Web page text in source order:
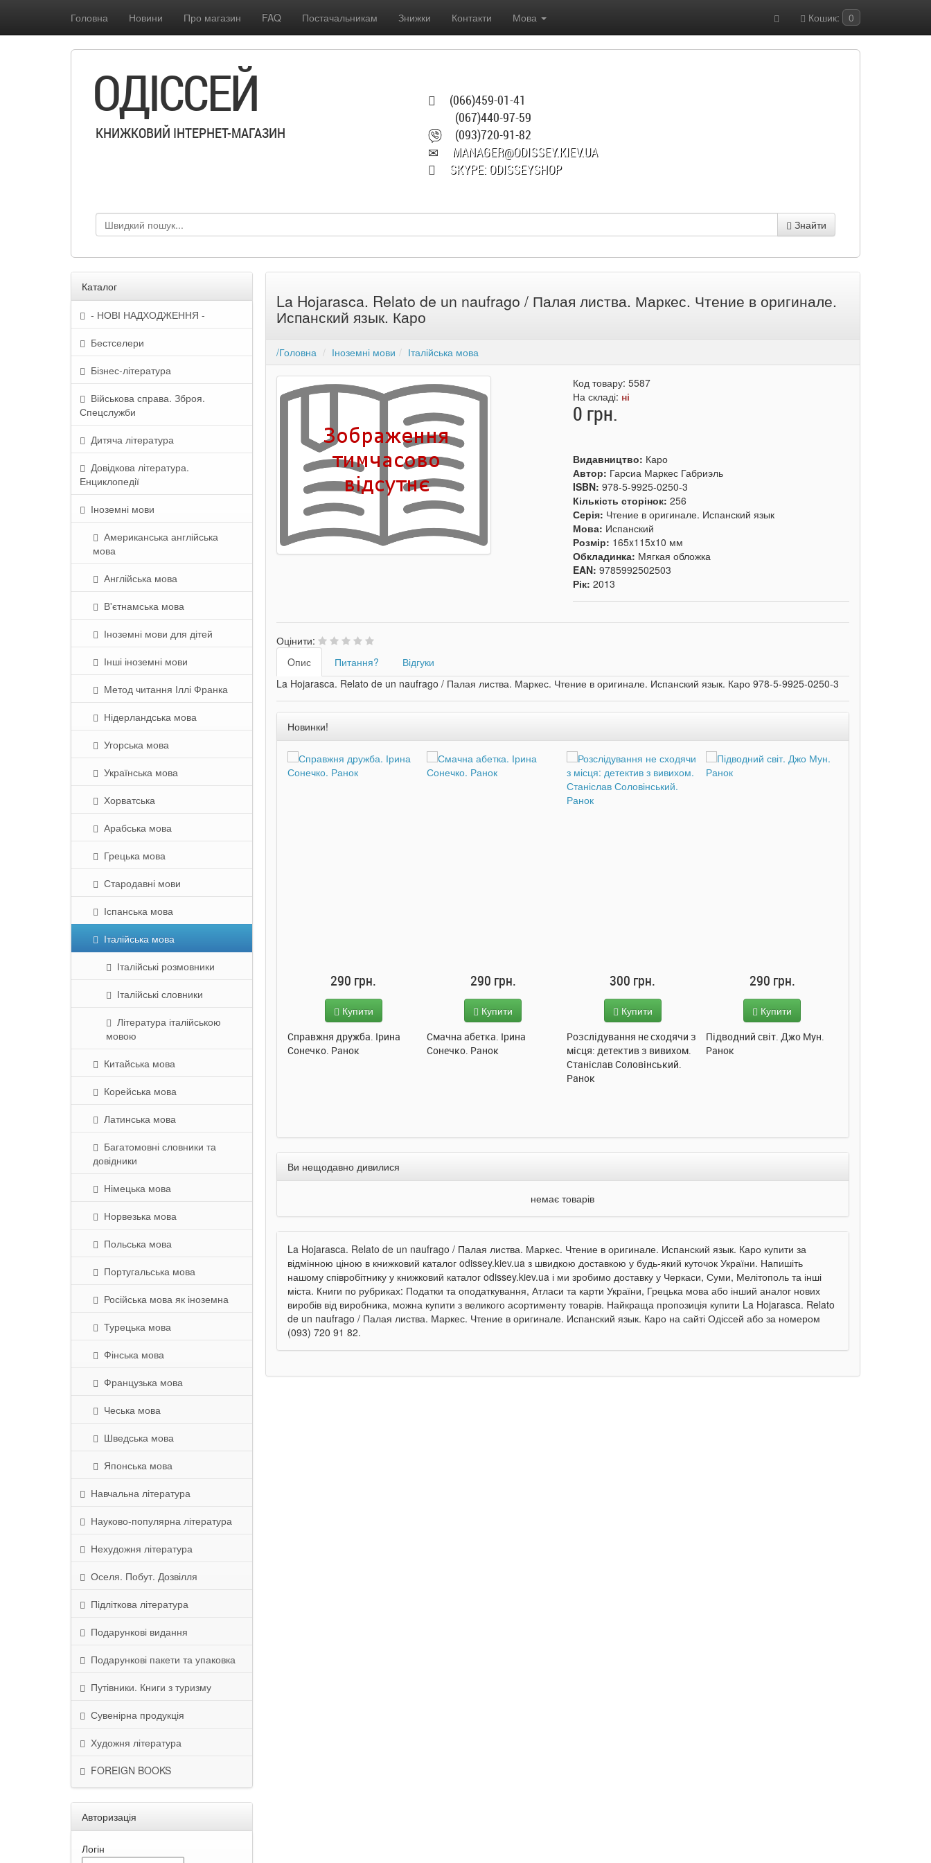
Головна Новини Про магазин FAQ Постачальникам Знижки Контакти Мова Кошик: 0
(066)459-01-41
(067)440-97-59
(093)720-91-82
MANAGER@ODISSEY.KIEV.UA
SKYPE: ODISSEYSHOP
ОДІССЕЙ
КНИЖКОВИЙ ІНТЕРНЕТ-МАГАЗИН
Знайти
Каталог
- НОВІ НАДХОДЖЕННЯ -
Бестселери
Бізнес-література
Військова справа. Зброя.
Спецслужби
Дитяча література
Довідкова література.
Енциклопедії
Іноземні мови
Американська англійська
мова
Англійська мова
В'єтнамська мова
Іноземні мови для дітей
Інші іноземні мови
Метод читання Іллі Франка
Нідерландська мова
Угорська мова
Українська мова
Хорватська
Арабська мова
Грецька мова
Стародавні мови
Іспанська мова
Італійська мова
Італійські розмовники
Італійські словники
Література італійською
мовою
Китайська мова
Корейська мова
Латинська мова
Багатомовні словники та
довідники
Німецька мова
Норвезька мова
Польська мова
Португальська мова
Російська мова як іноземна
Турецька мова
Фінська мова
Французька мова
Чеська мова
Шведська мова
Японська мова
Навчальна література
Науково-популярна література
Нехудожня література
Оселя. Побут. Дозвілля
Підліткова література
Подарункові видання
Подарункові пакети та упаковка
Путівники. Книги з туризму
Сувенірна продукція
Художня література
FOREIGN BOOKS
Авторизація
Логін
La Hojarasca. Relato de un naufrago / Палая листва. Маркес. Чтение в оригинале.
Испанский язык. Каро
/Головна Іноземні мови Італійська мова
Код товару:5587
На складі: ні
0 грн.
Видавництво: Каро
Автор: Гарсиа Маркес Габриэль
ISBN:978-5-9925-0250-3
Кількість сторінок:256
Серія: Чтение в оригинале. Испанский язык
Мова: Испанский
Розмір: 165x115x10 мм
Обкладинка: Мягкая обложка
EAN:9785992502503
Рік:2013
Оцінити:
Oпис
Питання?
Відгуки
La Hojarasca. Relato de un naufrago / Палая листва. Маркес. Чтение в оригинале. Испанский язык. Каро 978-5-9925-0250-3
Новинки!
Улюблена абетка. Ірина
290 грн.
Купити
Справжня дружба. Ірина
Сонечко. Ранок
290 грн.
Купити
Смачна абетка. Ірина
Сонечко. Ранок
300 грн.
Купити
Розслідування не сходячи з
місця: детектив з вивихом.
Станіслав Соловінський.
Ранок
290 грн.
Купити
Підводний світ. Джо Мун.
Ранок
Ви нещодавно дивилися
немає товарів
La Hojarasca. Relato de un naufrago / Палая листва. Маркес. Чтение в оригинале. Испанский язык. Каро купити за
відмінною ціною в книжковий каталог odissey.kiev.ua з швидкою доставкою у будь-який куточок України. Напишіть
нашому співробітнику у книжковий каталог odissey.kiev.ua і ми зробимо доставку у Черкаси, Суми, Мелітополь та інші
міста. Книги по рубриках: Податки та оподаткування, Атласи та карти України, Грецька мова або інший аналог нових
виробів від виробника, можна купити з великого асортименту товарів. Найкраща пропозиція купити La Hojarasca. Relato
de un naufrago / Палая листва. Маркес. Чтение в оригинале. Испанский язык. Каро на сайті Одіссей або за номером
(093) 720 91 82.